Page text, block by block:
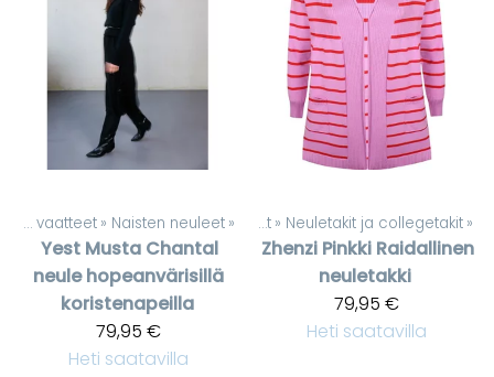
Naisten vaatteet ‪» Naisten neuleet ‪»
Yest Musta Chantal
neule hopeanvärisillä
koristenapeilla
79,95 €
Heti saatavilla
Tuotteet‪» Naisten vaatteet ‪» Neuletakit ja collegetakit ‪»
Zhenzi Pinkki Raidallinen
neuletakki
79,95 €
Heti saatavilla